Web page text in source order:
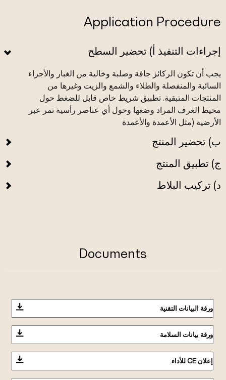
Application Procedure
إجراءات التنفيذ أ) تحضير السطح
يجب أن تكون الركائز جافة وصلبة وخالية من الغبار والأجزاء
السائبة والمنفصلة والطلاء والشمع والزيت وغيرها من
المنتجات المتبقية. تطبيق شريط خاص قابل للضغط حول
محيط الغرف المراد وضعها وحول أي عناصر رأسية تمر عبر
الأرضية (مثل الأعمدة والأعمدة
ب) تحضير المنتج
ج) تطبيق المنتج
د) تركيب البلاط
Documents
ورقة البيانات التقنية
ورقة بيانات السلامة
إعلان CE للأداء